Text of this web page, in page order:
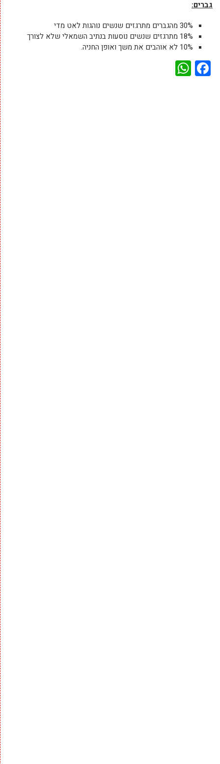
גברים:
30% מהגברים מתרגזים שנשים נוהגות לאט מדי
18% מתרגזים שנשים נוסעות בנתיב השמאלי שלא לצורך
10% לא אוהבים את משך ואופן החניה.
Facebook